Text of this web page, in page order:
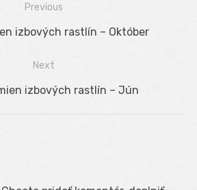
Previous
izbových rastlín – Október
Next
izbových rastlín – Jún